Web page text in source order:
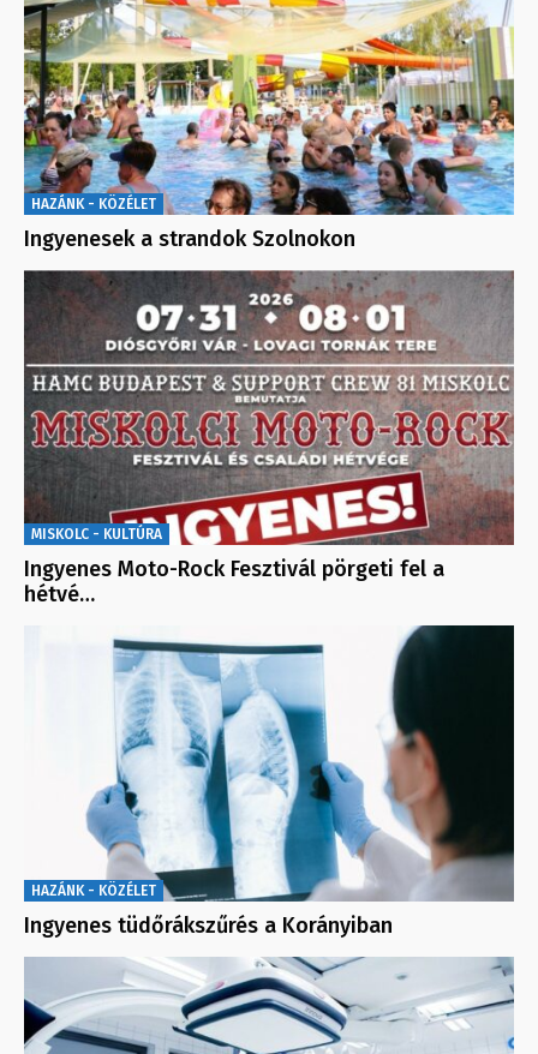
HAZÁNK - KÖZÉLET
Ingyenesek a strandok Szolnokon
MISKOLC - KULTÚRA
Ingyenes Moto-Rock Fesztivál pörgeti fel a
hétvé…
HAZÁNK - KÖZÉLET
Ingyenes tüdőrákszűrés a Korányiban